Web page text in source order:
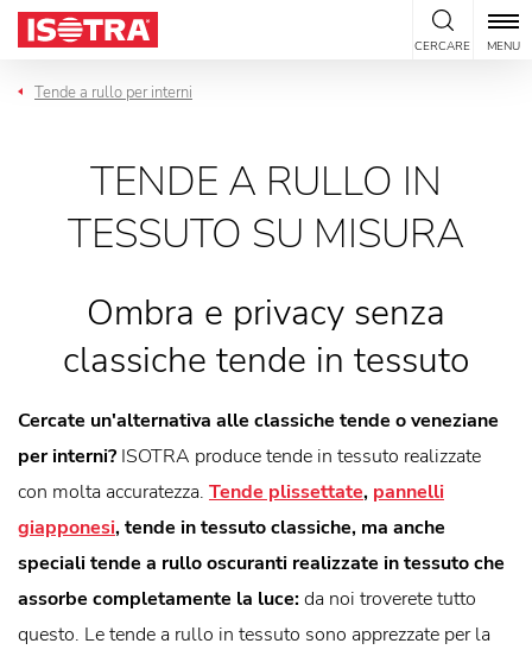
Vai al contenuto
CERCARE MENU
Tende a rullo per interni
TENDE A RULLO IN
TESSUTO SU MISURA
Ombra e privacy senza
classiche tende in tessuto
Cercate un'alternativa alle classiche tende o veneziane
per interni? ISOTRA produce tende in tessuto realizzate
con molta accuratezza. Tende plissettate, pannelli
giapponesi, tende in tessuto classiche, ma anche
speciali tende a rullo oscuranti realizzate in tessuto che
assorbe completamente la luce:da noi troverete tutto
questo. Le tende a rullo in tessuto sono apprezzate per la